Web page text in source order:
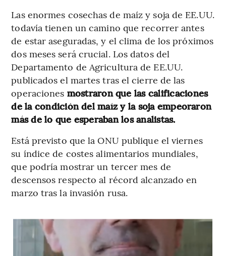
Las enormes cosechas de maíz y soja de EE.UU.
todavía tienen un camino que recorrer antes
de estar aseguradas, y el clima de los próximos
dos meses será crucial. Los datos del
Departamento de Agricultura de EE.UU.
publicados el martes tras el cierre de las
operaciones mostraron que las calificaciones
de la condición del maíz y la soja empeoraron
más de lo que esperaban los analistas.
Está previsto que la ONU publique el viernes
su índice de costes alimentarios mundiales,
que podría mostrar un tercer mes de
descensos respecto al récord alcanzado en
marzo tras la invasión rusa.